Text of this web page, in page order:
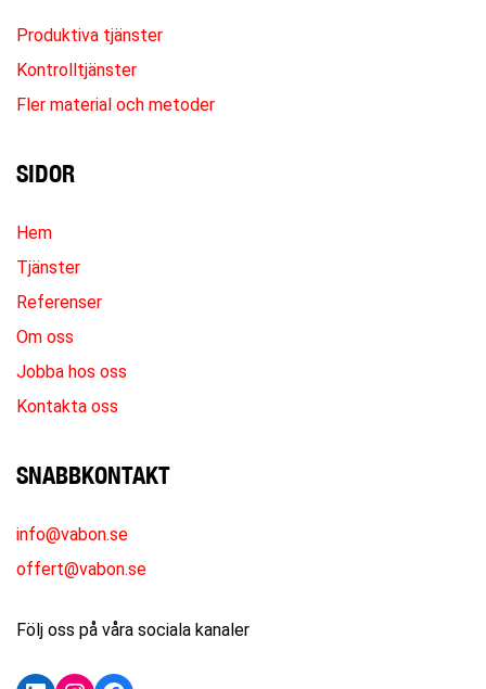
Produktiva tjänster
Kontrolltjänster
Fler material och metoder
SIDOR
Hem
Tjänster
Referenser
Om oss
Jobba hos oss
Kontakta oss
SNABBKONTAKT
info@vabon.se
offert@vabon.se
Följ oss på våra sociala kanaler